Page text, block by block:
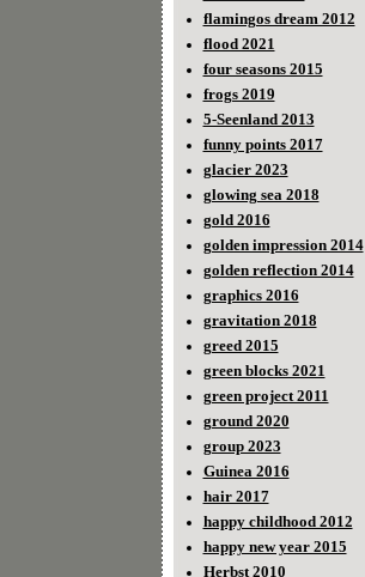
flamingos dream 2012
flood 2021
four seasons 2015
frogs 2019
5-Seenland 2013
funny points 2017
glacier 2023
glowing sea 2018
gold 2016
golden impression 2014
golden reflection 2014
graphics 2016
gravitation 2018
greed 2015
green blocks 2021
green project 2011
ground 2020
group 2023
Guinea 2016
hair 2017
happy childhood 2012
happy new year 2015
Herbst 2010